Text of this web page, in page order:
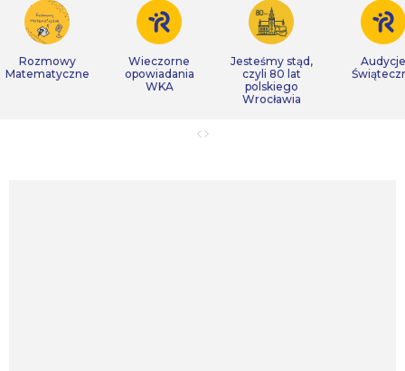
Rozmowy
Matematyczne
Wieczorne
opowiadania
WKA
Jesteśmy stąd,
czyli 80 lat
polskiego
Wrocławia
Audycje